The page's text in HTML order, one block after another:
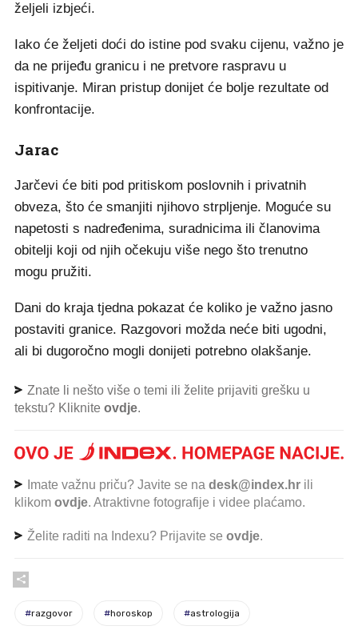
željeli izbjeći.
Iako će željeti doći do istine pod svaku cijenu, važno je
da ne prijeđu granicu i ne pretvore raspravu u
ispitivanje. Miran pristup donijet će bolje rezultate od
konfrontacije.
Jarac
Jarčevi će biti pod pritiskom poslovnih i privatnih
obveza, što će smanjiti njihovo strpljenje. Moguće su
napetosti s nadređenima, suradnicima ili članovima
obitelji koji od njih očekuju više nego što trenutno
mogu pružiti.
Dani do kraja tjedna pokazat će koliko je važno jasno
postaviti granice. Razgovori možda neće biti ugodni,
ali bi dugoročno mogli donijeti potrebno olakšanje.
Znate li nešto više o temi ili želite prijaviti grešku u
tekstu? Kliknite ovdje.
Imate važnu priču? Javite se na desk@index.hr ili
klikom ovdje. Atraktivne fotografije i videe plaćamo.
Želite raditi na Indexu? Prijavite se ovdje.
#razgovor #horoskop #astrologija